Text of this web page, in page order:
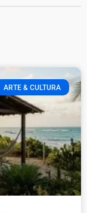
ARTE & CULTURA